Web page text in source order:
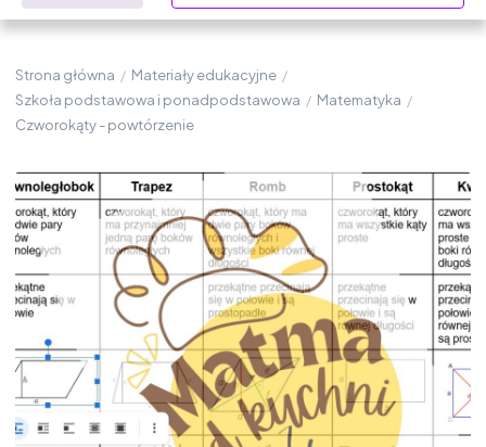
Strona główna / Materiały edukacyjne /
Szkoła podstawowa i ponadpodstawowa / Matematyka /
Czworokąty - powtórzenie